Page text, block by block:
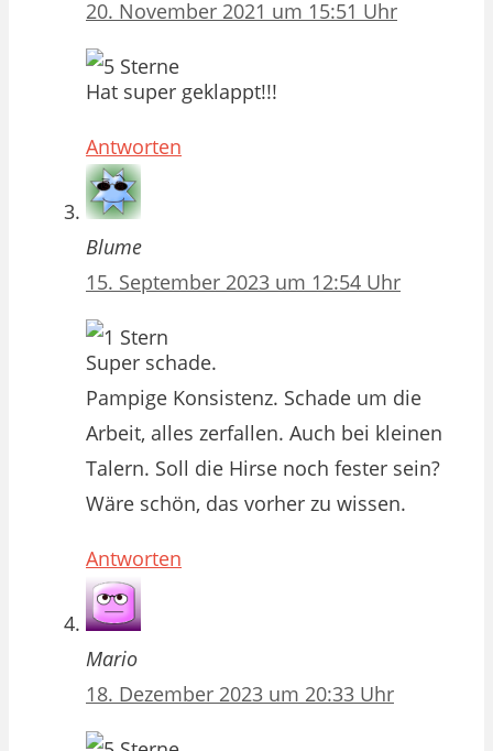
20. November 2021 um 15:51 Uhr
Hat super geklappt!!!
Antworten
Blume
15. September 2023 um 12:54 Uhr
Super schade.
Pampige Konsistenz. Schade um die
Arbeit, alles zerfallen. Auch bei kleinen
Talern. Soll die Hirse noch fester sein?
Wäre schön, das vorher zu wissen.
Antworten
Mario
18. Dezember 2023 um 20:33 Uhr